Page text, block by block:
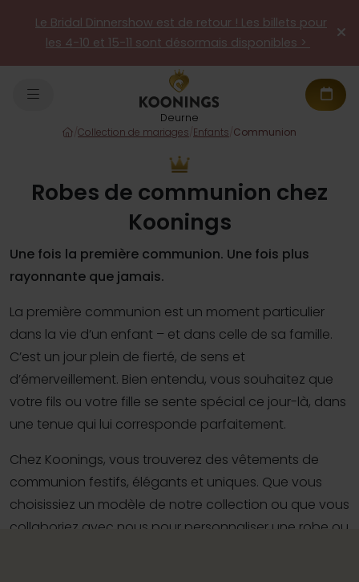
Le Bridal Dinnershow est de retour ! Les billets pour
les 4-10 et 15-11 sont désormais disponibles >
Deurne
Collection de mariages Enfants Communion
Robes de communion chez
Koonings
Une fois la première communion. Une fois plus
rayonnante que jamais.
La première communion est un moment particulier
dans la vie d’un enfant – et dans celle de sa famille.
C’est un jour plein de fierté, de sens et
d’émerveillement. Bien entendu, vous souhaitez que
votre fils ou votre fille se sente spécial ce jour-là, dans
une tenue qui lui corresponde parfaitement.
Chez Koonings, vous trouverez des vêtements de
communion festifs, élégants et uniques. Que vous
choisissiez un modèle de notre collection ou que vous
collaboriez avec nous pour personnaliser une robe ou